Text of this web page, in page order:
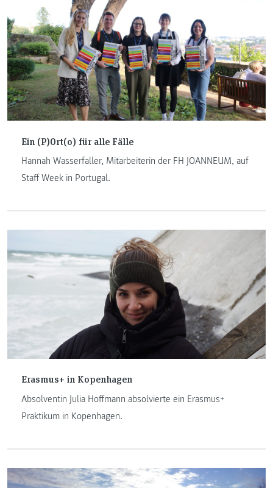
Ein (P)Ort(o) für alle Fälle
Hannah Wasserfaller, Mitarbeiterin der FH JOANNEUM, auf
Staff Week in Portugal.
Erasmus+ in Kopenhagen
Absolventin Julia Hoffmann absolvierte ein Erasmus+
Praktikum in Kopenhagen.